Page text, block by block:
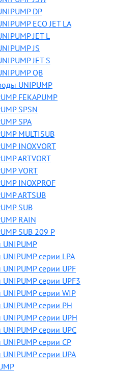
DP
ECO JET LA
JET L
JS
JET S
QB
UNIPUMP
FEKAPUMP
SPSN
SPA
MULTISUB
INOXVORT
ARTVORT
VORT
INOXPROF
ARTSUB
SUB
RAIN
SUB 209 P
серии LPA
серии UPF
серии UPF3
серии WIP
серии PH
серии UPH
серии UPC
серии CP
серии UPA